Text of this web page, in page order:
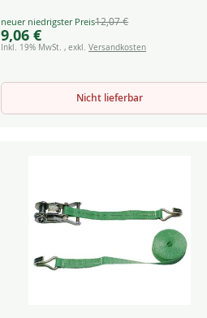
Special
Price
9,06 €
12,07 €
Inkl. 19% MwSt.,exkl.Versandkosten
Nicht lieferbar